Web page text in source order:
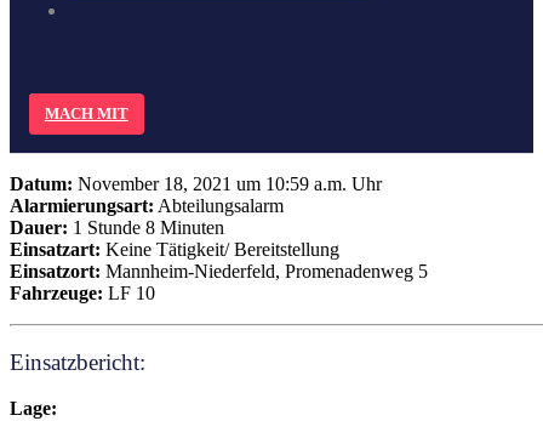
MACH MIT
Datum: November 18, 2021 um 10:59 a.m. Uhr
Alarmierungsart: Abteilungsalarm
Dauer: 1 Stunde 8 Minuten
Einsatzart: Keine Tätigkeit/ Bereitstellung
Einsatzort: Mannheim-Niederfeld, Promenadenweg 5
Fahrzeuge: LF 10
Einsatzbericht:
Lage: